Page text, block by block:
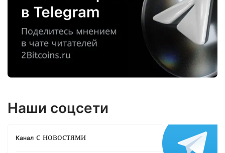
Наши соцсети
Канал с новостями